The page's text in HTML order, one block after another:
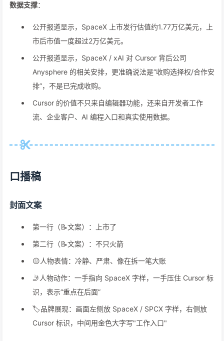
数据支撑：
公开报道显示，SpaceX 上市发行估值约1.77万亿美元，上
市后市值一度超过2万亿美元。
公开报道显示，SpaceX / xAI 对 Cursor 背后公司
Anysphere 的相关安排，更准确说法是“收购选择权/合作安
排”，不是已完成收购。
Cursor 的价值不只来自编辑器功能，还来自开发者工作
流、企业客户、AI 编程入口和真实使用数据。
口播稿
封面文案
第一行（📝文案）：上市了
第二行（📝文案）：不只火箭
😐人物表情：冷静、严肃、像在拆一笔大账
🤳人物动作：一手指向 SpaceX 字样，一手压住 Cursor 标
识，表示“重点在后面”
🏷️品牌展现：画面左侧放 SpaceX / SPCX 字样，右侧放
Cursor 标识，中间用金色大字写"工作入口"